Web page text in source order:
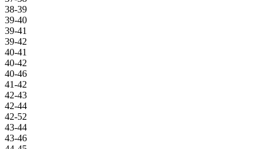
38-39
39-40
39-41
39-42
40-41
40-42
40-46
41-42
42-43
42-44
42-52
43-44
43-46